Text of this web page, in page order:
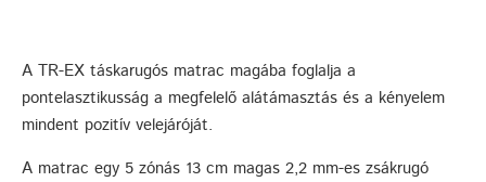
A TR-EX táskarugós matrac magába foglalja a
pontelasztikusság a megfelelő alátámasztás és a kényelem
mindent pozitív velejáróját.
A matrac egy 5 zónás 13 cm magas 2,2 mm-es zsákrugó